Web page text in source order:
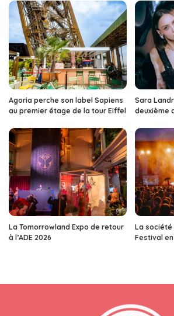
Agoria perche son label Sapiens
au premier étage de la tour Eiffel
Sara
deuxième
La Tomorrowland Expo de retour
à l’ADE 2026
La
Festival